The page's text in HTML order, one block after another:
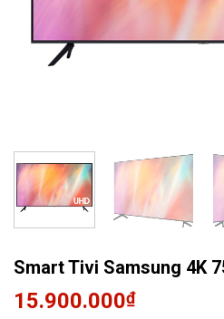
Smart Tivi Samsung 4K
15.900.000₫